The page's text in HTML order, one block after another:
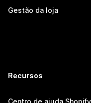
Gestão da loja
Recursos
Centro de ajuda Shopify